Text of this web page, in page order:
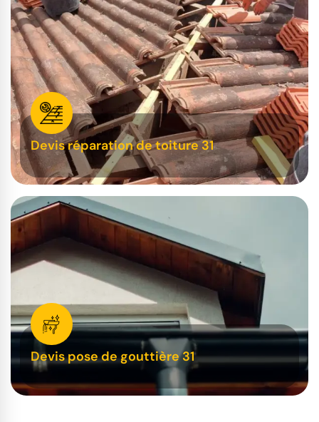
Devis réparation de toiture 31
Devis pose de gouttière 31